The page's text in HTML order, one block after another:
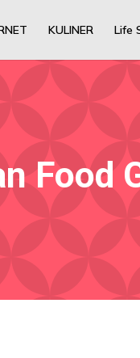
KULINER Life
Food